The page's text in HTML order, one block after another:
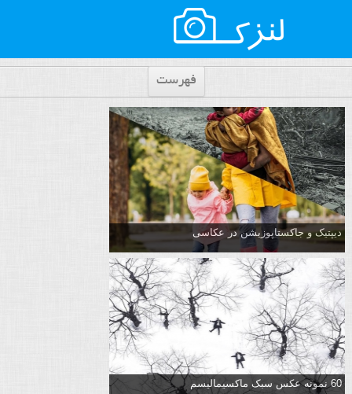
فهرست
دیپتیک و جاکستا‌پوزیشن در عکاسی
60 نمونه عکس سبک ماکسیمالیسم